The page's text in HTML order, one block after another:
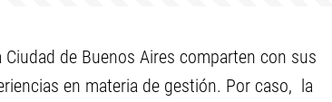
de Buenos Aires comparten con sus
en materia de gestión. Por caso, la